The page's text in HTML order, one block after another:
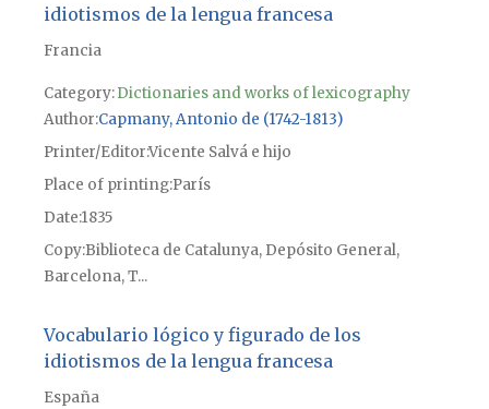
idiotismos de la lengua francesa
Francia
Category:Dictionaries and works of lexicography
Author Capmany, Antonio de (1742-1813)
Printer/EditorVicente Salvá e hijo
Place of printingParís
Date1835
CopyBiblioteca de Catalunya, Depósito General,
Barcelona, T...
Vocabulario lógico y figurado de los
idiotismos de la lengua francesa
España